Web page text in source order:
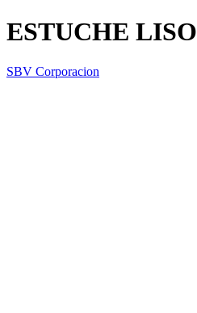
ESTUCHE LISO
SBV Corporacion